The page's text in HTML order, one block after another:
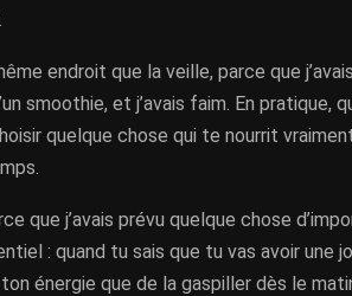
endroit que la veille, parce que
smoothie, et j’avais faim. En pratique,
quelque chose qui te nourrit
que j’avais prévu quelque chose
: quand tu sais que tu vas avoir une
énergie que de la gaspiller dès le